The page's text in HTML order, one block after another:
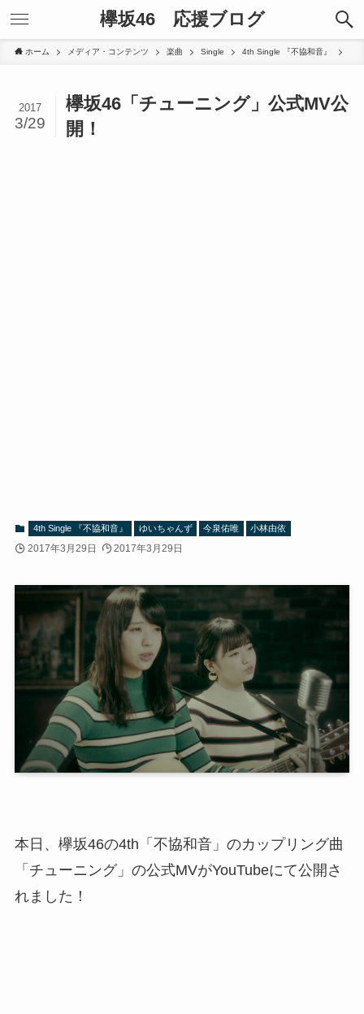
欅坂46 応援ブログ
ホーム メディア・コンテンツ 楽曲 Single 4th Single 『不協和音』
欅坂46「チューニング」公式MV公
開！
2017
3/29
4th Single 『不協和音』 ゆいちゃんず 今泉佑唯 小林由依
2017年3月29日 2017年3月29日
本日、欅坂46の4th「不協和音」のカップリング曲
「チューニング」の公式MVがYouTubeにて公開さ
れました！